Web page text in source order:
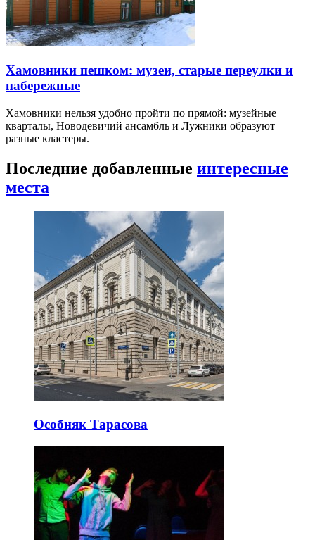
Хамовники пешком: музеи, старые переулки и
набережные
Хамовники нельзя удобно пройти по прямой: музейные
кварталы, Новодевичий ансамбль и Лужники образуют
разные кластеры.
Последние добавленные интересные
места
Особняк Тарасова